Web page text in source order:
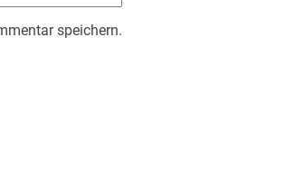
speichern.